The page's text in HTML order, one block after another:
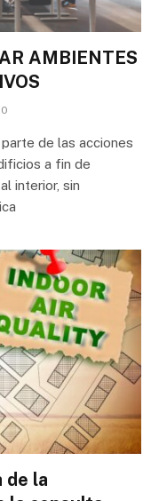
AMBIENTES
0
de las acciones
a fin de
interior, sin
de la